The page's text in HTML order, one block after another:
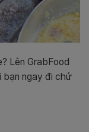
Lên GrabFood
bạn ngay đi chứ